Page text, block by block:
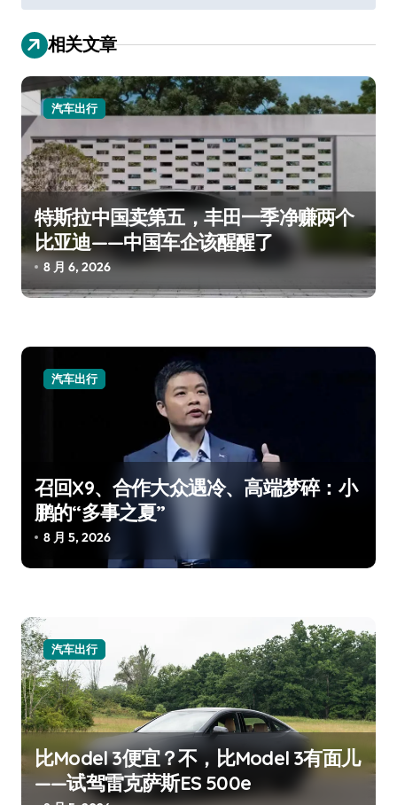
相关文章
汽车出行
特斯拉中国卖第五，丰田一季净赚两个
比亚迪——中国车企该醒醒了
8 月 6, 2026
汽车出行
召回X9、合作大众遇冷、高端梦碎：小
鹏的“多事之夏”
8 月 5, 2026
汽车出行
比Model 3便宜？不，比Model 3有面儿
——试驾雷克萨斯ES 500e